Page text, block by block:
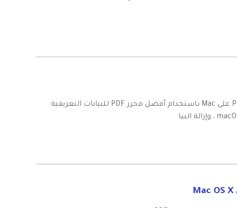
تعد هذه المقالة دليلاً حول كيفية تحرير البيانات الوصفية بتنسيق PDF على Mac باستخدام أفضل محرر PDF للبيانات التعريفية